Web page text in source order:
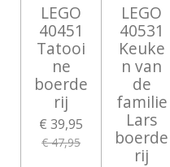
LEGO
40451
Tatooi
ne
boerde
rij
€ 39,95
€ 47,95
LEGO
40531
Keuke
n van
de
familie
Lars
boerde
rij